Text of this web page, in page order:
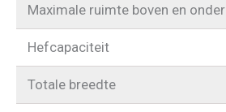
Maximale ruimte boven en onder
Hefcapaciteit
Totale breedte